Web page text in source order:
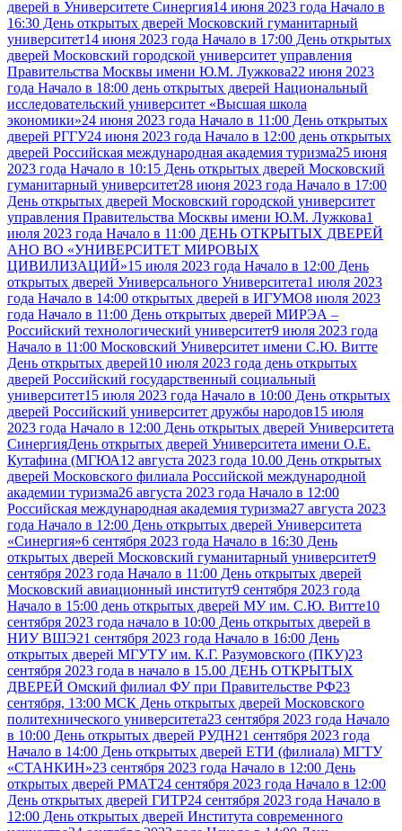
дверей в Университете Синергия14 июня 2023 года Начало в
16:30 День открытых дверей Московский гуманитарный
университет14 июня 2023 года Начало в 17:00 День открытых
дверей Московский городской университет управления
Правительства Москвы имени Ю.М. Лужкова22 июня 2023
года Начало в 18:00 день открытых дверей Национальный
исследовательский университет «Высшая школа
экономики»24 июня 2023 года Начало в 11:00 День открытых
дверей РГГУ24 июня 2023 года Начало в 12:00 день открытых
дверей Российская международная академия туризма25 июня
2023 года Начало в 10:15 День открытых дверей Московский
гуманитарный университет28 июня 2023 года Начало в 17:00
День открытых дверей Московский городской университет
управления Правительства Москвы имени Ю.М. Лужкова1
июля 2023 года Начало в 11:00 ДЕНЬ ОТКРЫТЫХ ДВЕРЕЙ
АНО ВО «УНИВЕРСИТЕТ МИРОВЫХ
ЦИВИЛИЗАЦИЙ»15 июля 2023 года Начало в 12:00 День
открытых дверей Универсального Университета1 июля 2023
года Начало в 14:00 открытых дверей в ИГУМО8 июля 2023
года Начало в 11:00 День открытых дверей МИРЭА –
Российский технологический университет9 июля 2023 года
Начало в 11:00 Московский Университет имени С.Ю. Витте
День открытых дверей10 июля 2023 года день открытых
дверей Российский государственный социальный
университет15 июля 2023 года Начало в 10:00 День открытых
дверей Российский университет дружбы народов15 июля
2023 года Начало в 12:00 День открытых дверей Университета
СинергияДень открытых дверей Университета имени О.Е.
Кутафина (МГЮА12 августа 2023 года 10.00 День открытых
дверей Московского филиала Российской международной
академии туризма26 августа 2023 года Начало в 12:00
Российская международная академия туризма27 августа 2023
года Начало в 12:00 День открытых дверей Университета
«Синергия»6 сентября 2023 года Начало в 16:30 День
открытых дверей Московский гуманитарный университет9
сентября 2023 года Начало в 11:00 День открытых дверей
Московский авиационный институт9 сентября 2023 года
Начало в 15:00 день открытых дверей МУ им. С.Ю. Витте10
сентября 2023 года начало в 10:00 День открытых дверей в
НИУ ВШЭ21 сентября 2023 года Начало в 16:00 День
открытых дверей МГУТУ им. К.Г. Разумовского (ПКУ)23
сентября 2023 года в начало в 15.00 ДЕНЬ ОТКРЫТЫХ
ДВЕРЕЙ Омский филиал ФУ при Правительстве РФ23
сентября, 13:00 МСК День открытых дверей Московского
политехнического университета23 сентября 2023 года Начало
в 10:00 День открытых дверей РУДН21 сентября 2023 года
Начало в 14:00 День открытых дверей ЕТИ (филиала) МГТУ
«СТАНКИН»23 сентября 2023 года Начало в 12:00 День
открытых дверей РМАТ24 сентября 2023 года Начало в 12:00
День открытых дверей ГИТР24 сентября 2023 года Начало в
12:00 День открытых дверей Института современного